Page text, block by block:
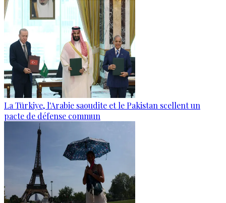
La Türkiye, l'Arabie saoudite et le Pakistan scellent un
pacte de défense commun